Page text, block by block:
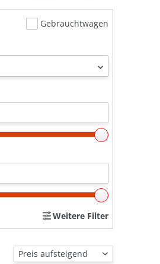
Gebrauchtwagen
Weitere Filter